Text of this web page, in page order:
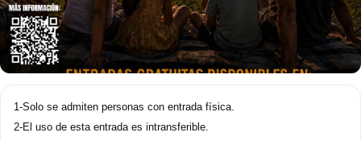
1-Solo se admiten personas con entrada física.
2-El uso de esta entrada es intransferible.